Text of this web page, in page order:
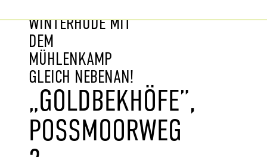
WINTERHUDE MIT
DEM
MÜHLENKAMP
GLEICH NEBENAN!
„GOLDBEKHÖFE”,
POSSMOORWEG 2